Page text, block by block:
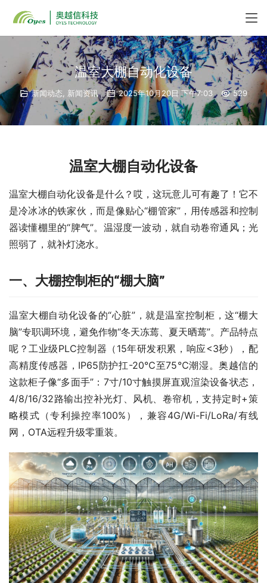
温室大棚自动化设备
新闻动态 新闻资讯 2025年10月20日 下午7:03 529
温室大棚自动化设备
温室大棚自动化设备是什么？哎，这玩意儿可有趣了！它不
是冷冰冰的铁家伙，而是像贴心“棚管家”，用传感器和控制
器读懂棚里的“脾气”。温湿度一波动，就自动卷帘通风；光
照弱了，就补灯浇水。
一、 大棚控制柜的“棚大脑”
温室大棚自动化设备的“心脏”，就是温室控制柜，这“棚大
脑”专职调环境，避免作物“冬天冻蔫、夏天晒蔫”。产品特点
呢？工业级PLC控制器（15年研发积累，响应<3秒），配
高精度传感器，IP65防护扛-20℃至75℃潮湿。奥越信的
这款柜子像“多面手”：7寸/10寸触摸屏直观渲染设备状态，
4/8/16/32路输出控补光灯、风机、卷帘机，支持定时+策
略模式（专利操控率100%），兼容4G/Wi-Fi/LoRa/有线
网，OTA远程升级零重装。